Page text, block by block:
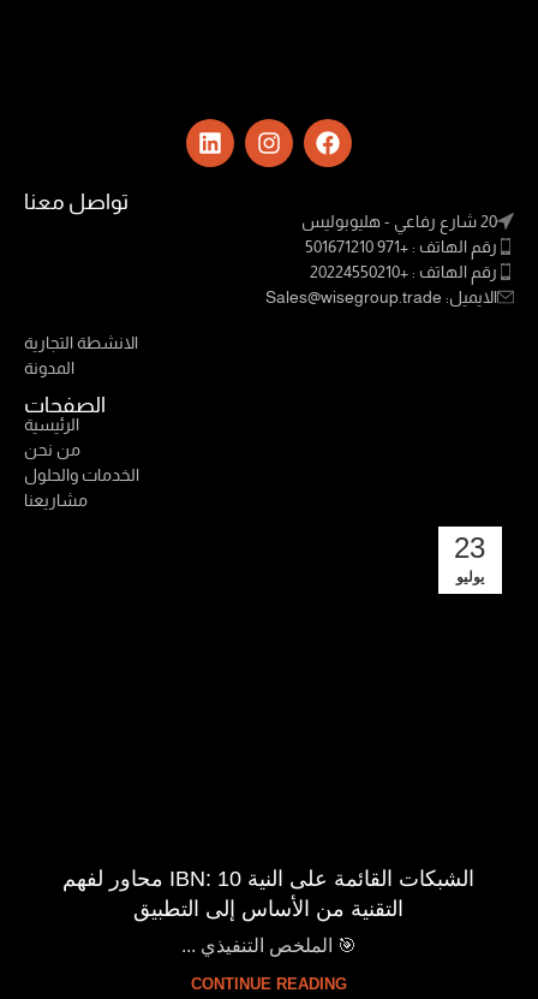
تواصل معنا
20 شارع رفاعي - هليوبوليس
رقم الهاتف : +971 501671210
رقم الهاتف : +20224550210
الايميل: Sales@wisegroup.trade
الانشطة التجارية
المدونة
الصفحات
الرئيسية
من نحن
الخدمات والحلول
مشاريعنا
23
يوليو
الشبكات القائمة على النية IBN: 10 محاور لفهم
التقنية من الأساس إلى التطبيق
🎯 الملخص التنفيذي ...
CONTINUE READING